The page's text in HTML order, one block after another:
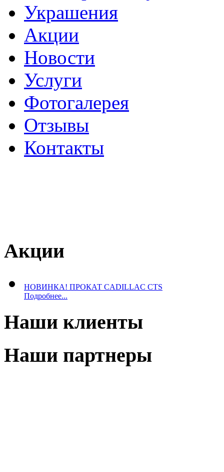
Украшения
Акции
Новости
Услуги
Фотогалерея
Отзывы
­Контакты
Акции
НОВИНКА! ПРОКАТ CADILLAC CTS
Подробнее...
Наши клиенты
Наши партнеры